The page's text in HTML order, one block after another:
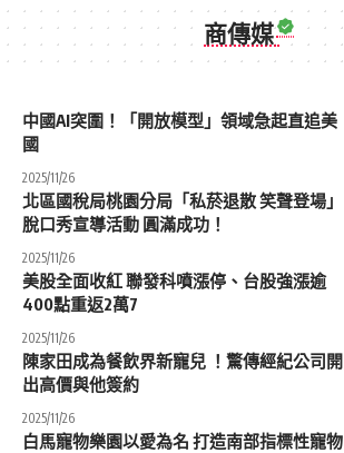
商傳媒
中國AI突圍！「開放模型」領域急起直追美
國
2025/11/26
北區國稅局桃園分局「私菸退散 笑聲登場」
脫口秀宣導活動 圓滿成功！
2025/11/26
美股全面收紅 聯發科噴漲停、台股強漲逾
400點重返2萬7
2025/11/26
陳家田成為餐飲界新寵兒 ！驚傳經紀公司開
出高價與他簽約
2025/11/26
白馬寵物樂園以愛為名 打造南部指標性寵物